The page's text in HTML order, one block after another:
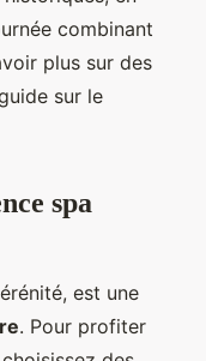
combinant
plus sur des
sur le
spa
est une
. Pour profiter